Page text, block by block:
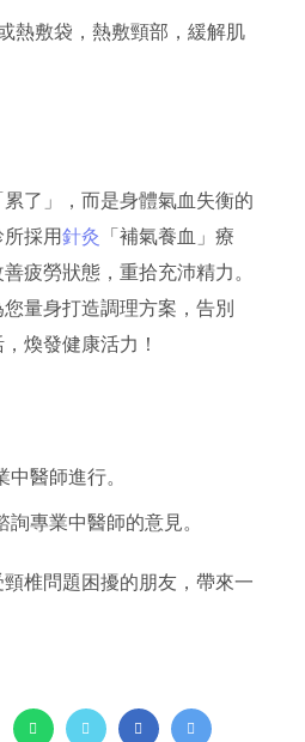
熱敷袋，熱敷頸部，緩解肌
了」，而是身體氣血失衡的
採用針灸 「補氣養血」療
疲勞狀態，重拾充沛精力。
量身打造調理方案，告別
煥發健康活力！
醫師進行。
專業中醫師的意見。
椎問題困擾的朋友，帶來一